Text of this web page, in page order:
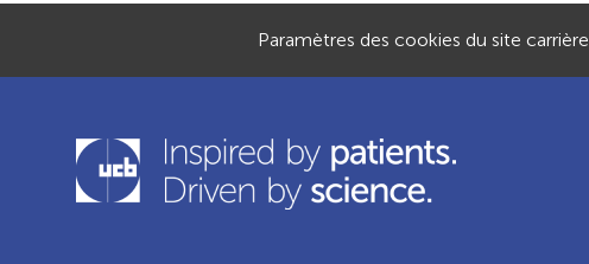
Paramètres des cookies du site carrière